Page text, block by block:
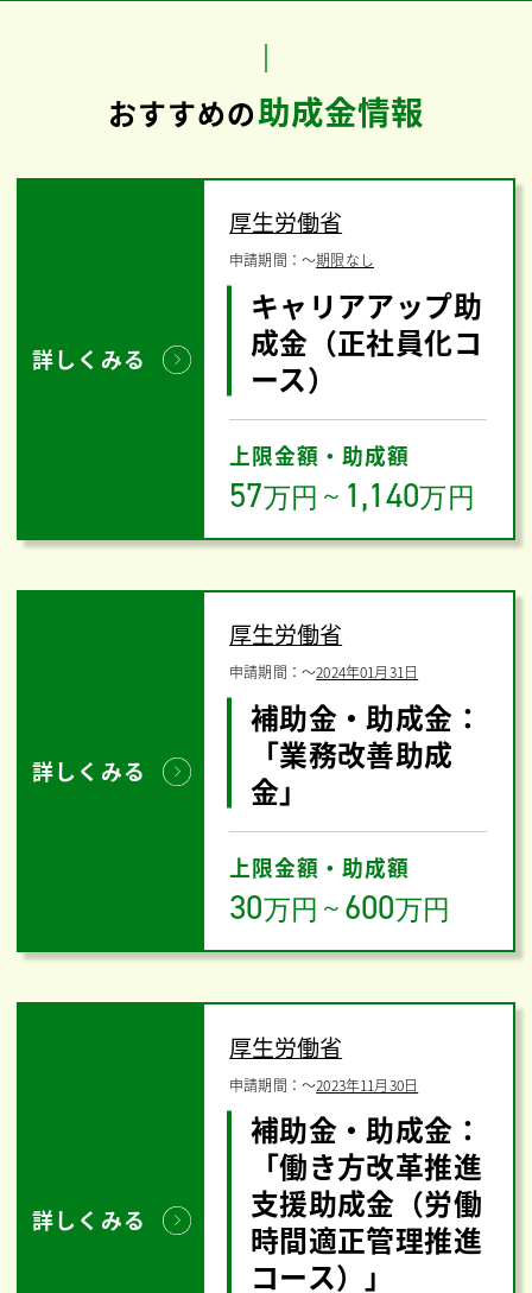
おすすめの助成金情報
詳しくみる
厚生労働省
申請期間：〜期限なし
キャリアアップ助
成金（正社員化コ
ース）
上限金額・助成額
57万円 ～ 1,140万円
詳しくみる
厚生労働省
申請期間：〜2024年01月31日
補助金・助成金：
「業務改善助成
金」
上限金額・助成額
30万円 ～ 600万円
詳しくみる
厚生労働省
申請期間：〜2023年11月30日
補助金・助成金：
「働き方改革推進
支援助成金（労働
時間適正管理推進
コース）」